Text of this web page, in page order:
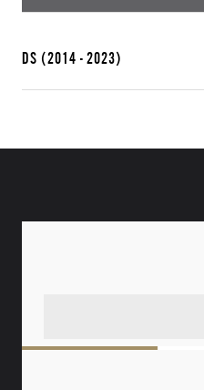
DS (2014 - 2023)